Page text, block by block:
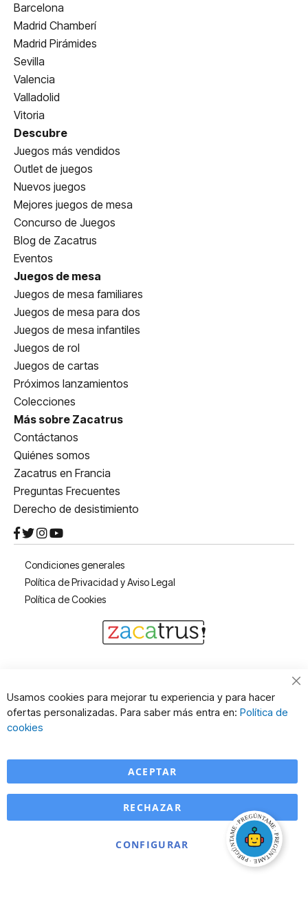
Barcelona
Madrid Chamberí
Madrid Pirámides
Sevilla
Valencia
Valladolid
Vitoria
Descubre
Juegos más vendidos
Outlet de juegos
Nuevos juegos
Mejores juegos de mesa
Concurso de Juegos
Blog de Zacatrus
Eventos
Juegos de mesa
Juegos de mesa familiares
Juegos de mesa para dos
Juegos de mesa infantiles
Juegos de rol
Juegos de cartas
Próximos lanzamientos
Colecciones
Más sobre Zacatrus
Contáctanos
Quiénes somos
Zacatrus en Francia
Preguntas Frecuentes
Derecho de desistimiento
Condiciones generales
Política de Privacidad y Aviso Legal
Política de Cookies
Usamos cookies para mejorar tu experiencia y para hacer
ofertas personalizadas. Para saber más entra en: Política de
cookies
ACEPTAR
CONFIGURAR
RECHAZAR